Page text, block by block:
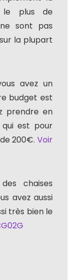
le plus de
sont pas
la plupart
avez un
budget est
prendre en
est pour
200€. Voir
chaises
avez aussi
très bien le